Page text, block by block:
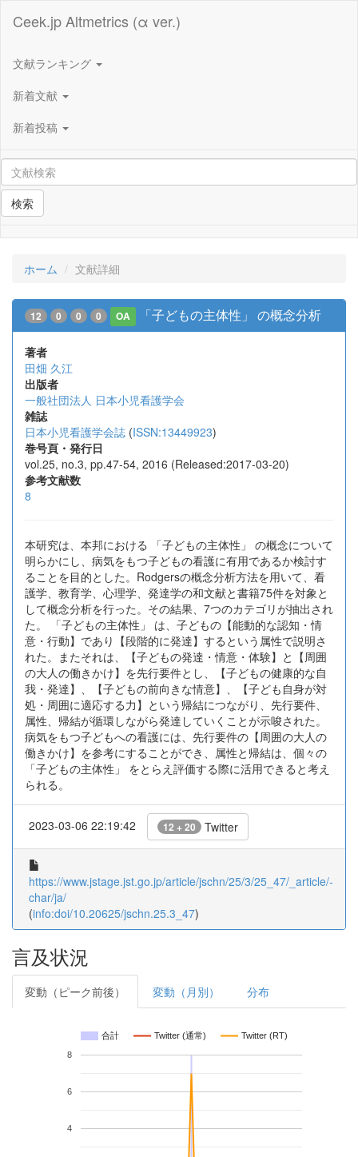
Ceek.jp Altmetrics (α ver.)
文献ランキング
新着文献
新着投稿
検索
ホーム 文献詳細
12 0 0 0 OA 「子どもの主体性」 の概念分析
著者
田畑 久江
出版者
一般社団法人 日本小児看護学会
雑誌
日本小児看護学会誌 (ISSN:13449923)
巻号頁・発行日
vol.25, no.3, pp.47-54, 2016 (Released:2017-03-20)
参考文献数
8
本研究は、本邦における 「子どもの主体性」 の概念について
明らかにし、病気をもつ子どもの看護に有用であるか検討す
ることを目的とした。Rodgersの概念分析方法を用いて、看
護学、教育学、心理学、発達学の和文献と書籍75件を対象と
して概念分析を行った。その結果、7つのカテゴリが抽出され
た。 「子どもの主体性」 は、子どもの【能動的な認知・情
意・行動】であり【段階的に発達】するという属性で説明さ
れた。またそれは、【子どもの発達・情意・体験】と【周囲
の大人の働きかけ】を先行要件とし、【子どもの健康的な自
我・発達】、【子どもの前向きな情意】、【子ども自身が対
処・周囲に適応する力】という帰結につながり、先行要件、
属性、帰結が循環しながら発達していくことが示唆された。
病気をもつ子どもへの看護には、先行要件の【周囲の大人の
働きかけ】を参考にすることができ、属性と帰結は、個々の
「子どもの主体性」 をとらえ評価する際に活用できると考え
られる。
2023-03-06 22:19:42 12 + 20 Twitter
https://www.jstage.jst.go.jp/article/jschn/25/3/25_47/_article/-
char/ja/
(info:doi/10.20625/jschn.25.3_47)
言及状況
変動（ピーク前後） 変動（月別） 分布
合計 Twitter (通常) Twitter (RT)
4
6
8